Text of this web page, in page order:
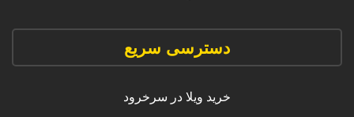
دسترسی سریع
خرید ویلا در سرخرود